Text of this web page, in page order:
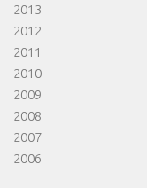
2013
2012
2011
2010
2009
2008
2007
2006